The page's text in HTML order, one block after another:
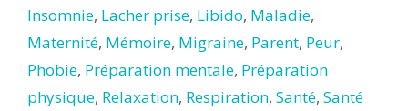
Insomnie, Lacher prise, Libido, Maladie,
Maternité, Mémoire, Migraine, Parent, Peur,
Phobie, Préparation mentale, Préparation
physique, Relaxation, Respiration, Santé, Santé